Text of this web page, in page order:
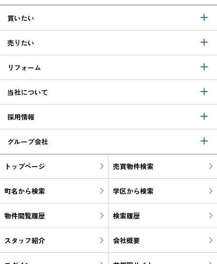
買いたい
売りたい
リフォーム
当社について
採用情報
グループ会社
トップページ 売買物件検索
町名から検索 学区から検索
物件閲覧履歴 検索履歴
スタッフ紹介 会社概要